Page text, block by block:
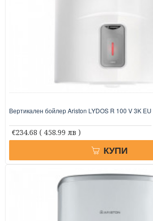
Вертикален бойлер Ariston LYDOS R 100 V 3K EU
€234.68 ( 458.99 лв )
КУПИ